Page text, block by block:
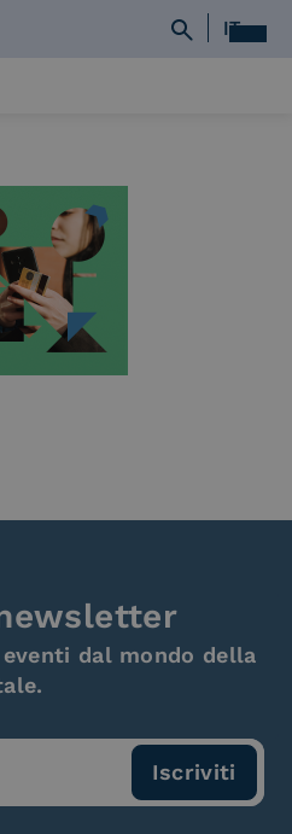
IT
dal mondo della